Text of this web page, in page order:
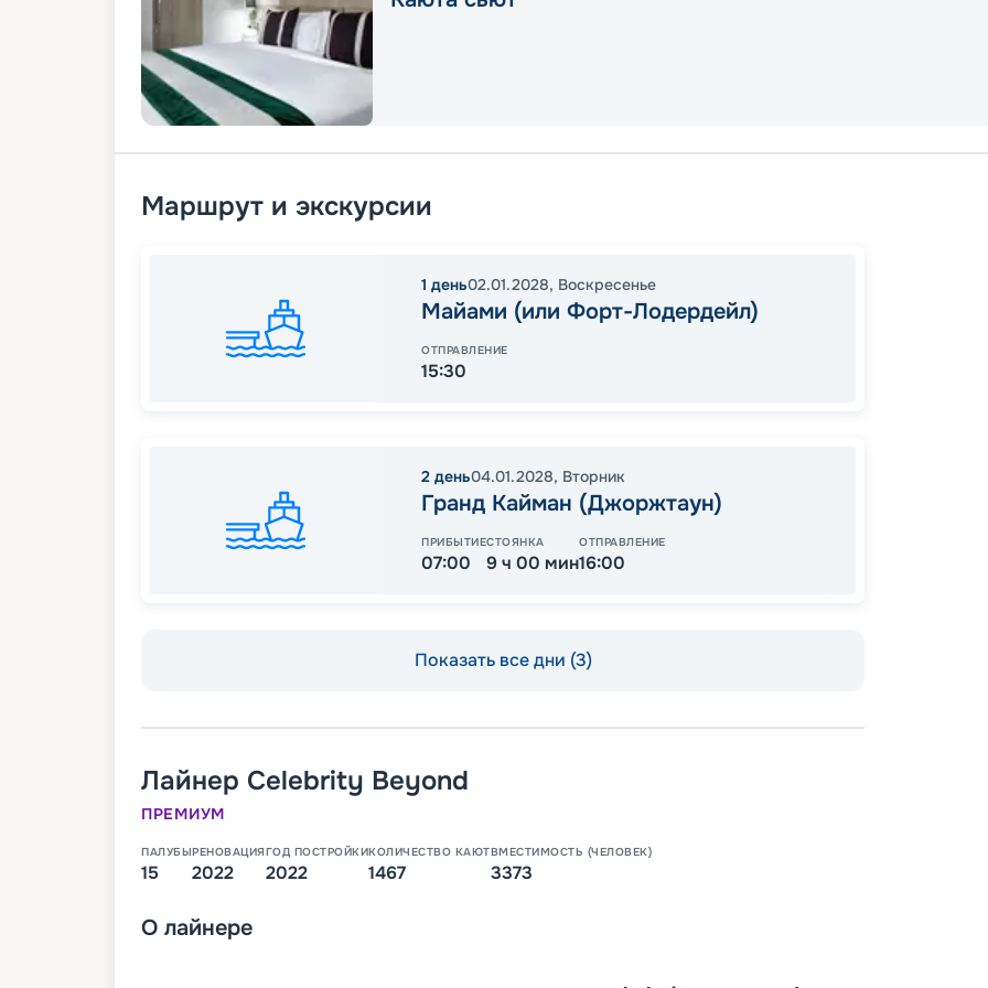
Маршрут и экскурсии
1 день02.01.2028, Воскресенье
Майами (или Форт-Лодердейл)
ОТПРАВЛЕНИЕ
15:30
2 день04.01.2028, Вторник
Гранд Кайман (Джоржтаун)
ПРИБЫТИЕ
07:00
СТОЯНКА
9 ч 00 мин
ОТПРАВЛЕНИЕ
16:00
Показать все дни (3)
Лайнер Celebrity Beyond
ПРЕМИУМ
ПАЛУБЫ
15
РЕНОВАЦИЯ
2022
ГОД ПОСТРОЙКИ
2022
КОЛИЧЕСТВО КАЮТ
1467
ВМЕСТИМОСТЬ (ЧЕЛОВЕК)
3373
О лайнере